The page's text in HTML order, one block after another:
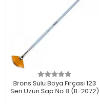
Brons Sulu Boya Fırçası 123
Seri Uzun Sap No:8 (B-2072)